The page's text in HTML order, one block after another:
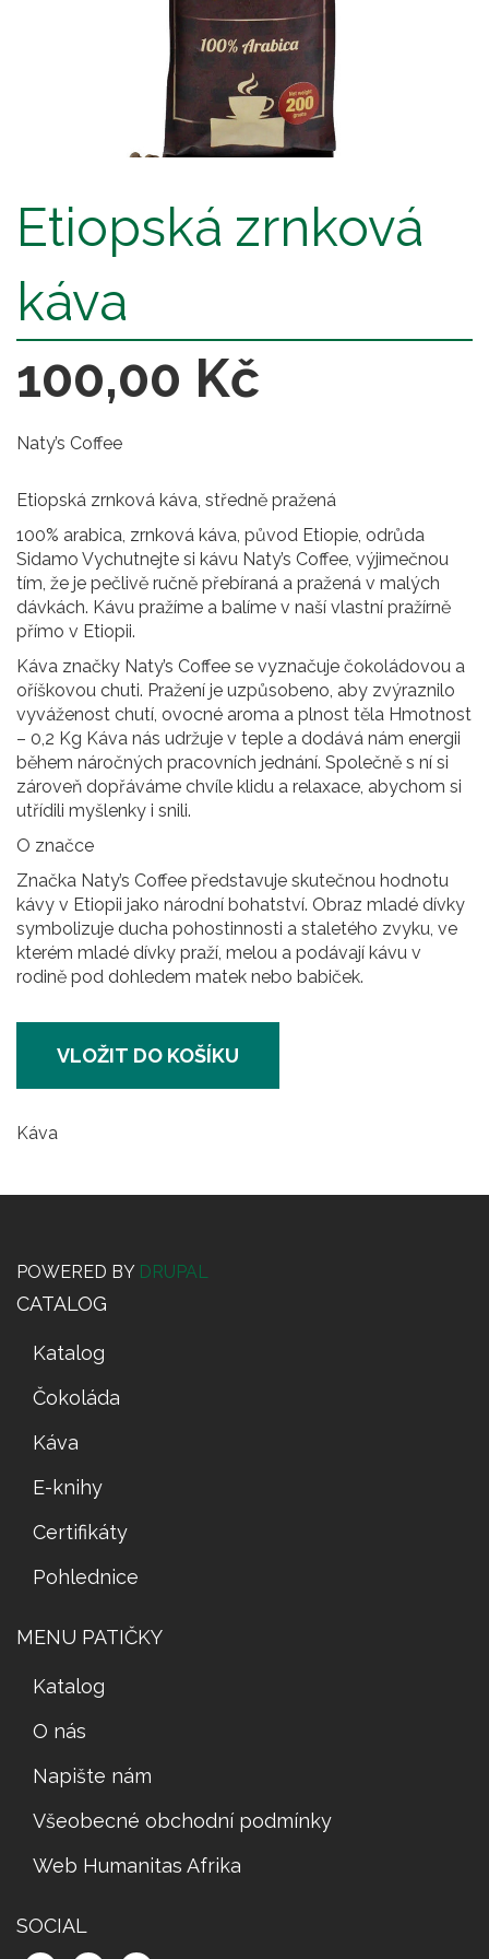
Etiopská zrnková
káva
100,00 Kč
Naty’s Coffee
Etiopská zrnková káva, středně pražená
100% arabica, zrnková káva, původ Etiopie, odrůda
Sidamo Vychutnejte si kávu Naty’s Coffee, výjimečnou
tím, že je pečlivě ručně přebíraná a pražená v malých
dávkách. Kávu pražíme a balíme v naší vlastní pražírně
přímo v Etiopii.
Káva značky Naty’s Coffee se vyznačuje čokoládovou a
oříškovou chuti. Pražení je uzpůsobeno, aby zvýraznilo
vyváženost chutí, ovocné aroma a plnost těla Hmotnost
– 0,2 Kg Káva nás udržuje v teple a dodává nám energii
během náročných pracovních jednání. Společně s ní si
zároveň dopřáváme chvíle klidu a relaxace, abychom si
utřídili myšlenky i snili.
O značce
Značka Naty’s Coffee představuje skutečnou hodnotu
kávy v Etiopii jako národní bohatství. Obraz mladé dívky
symbolizuje ducha pohostinnosti a staletého zvyku, ve
kterém mladé dívky praží, melou a podávají kávu v
rodině pod dohledem matek nebo babiček.
VLOŽIT DO KOŠÍKU
Káva
POWERED BY DRUPAL
CATALOG
Katalog
Čokoláda
Káva
E-knihy
Certifikáty
Pohlednice
MENU PATIČKY
Katalog
O nás
Napište nám
Všeobecné obchodní podmínky
Web Humanitas Afrika
SOCIAL